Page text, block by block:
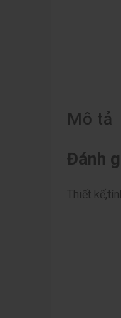
Mô tả
Đánh
Thiết